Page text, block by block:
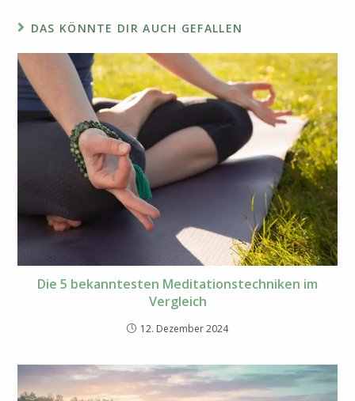
DAS KÖNNTE DIR AUCH GEFALLEN
Die 5 bekanntesten Meditationstechniken im
Vergleich
12. Dezember 2024